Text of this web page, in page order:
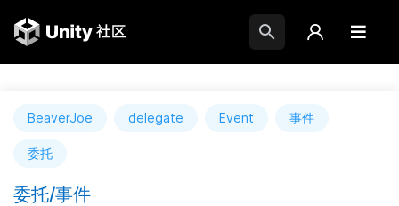
BeaverJoe delegate Event 事件
委托
委托/事件